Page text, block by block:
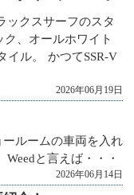
ックスサーフのスタ
、オールホワイト
イル。 かつてSSR-V
2026年06月19日
ルームの車両を入れ
と言えば・・・
2026年06月14日